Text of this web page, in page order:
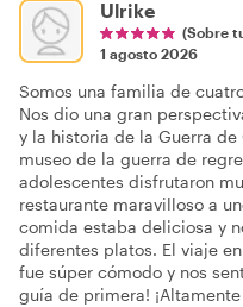
Ulrike
(Sobre
1 agosto 2026
Somos una familia de
Nos dio una gran
y la historia de la Guerra de
museo de la guerra de
adolescentes disfrutaron
restaurante maravilloso a
comida estaba deliciosa y
diferentes platos. El viaje
fue súper cómodo y nos
guía de primera!